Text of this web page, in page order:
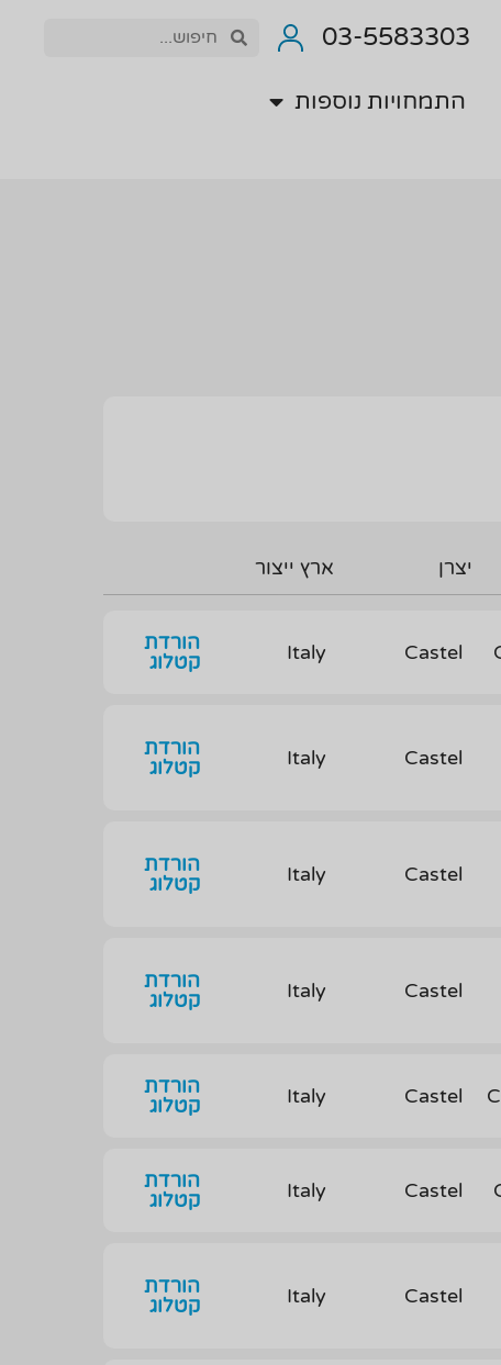
03-5583303
התמחויות נוספות
התמחויות נוספות
יצרן ארץ ייצור
Castel
Italy
הורדת
קטלוג
Castel
Italy
הורדת
קטלוג
Castel
Italy
הורדת
קטלוג
Castel
Italy
הורדת
קטלוג
Castel
Italy
הורדת
קטלוג
Castel
Italy
הורדת
קטלוג
Castel
Italy
הורדת
קטלוג